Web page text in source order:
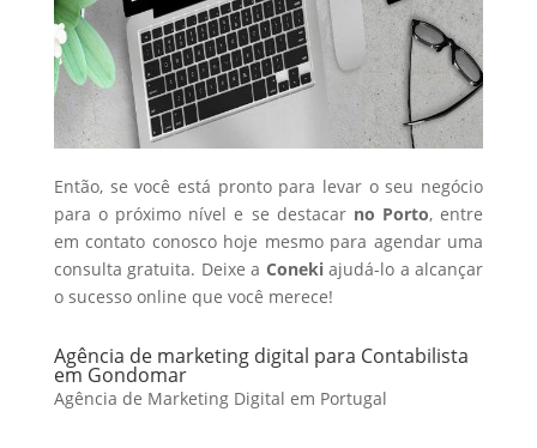
Então, se você está pronto para levar o seu negócio
para o próximo nível e se destacar no Porto, entre
em contato conosco hoje mesmo para agendar uma
consulta gratuita. Deixe a Conekiajudá-lo a alcançar
o sucesso online que você merece!
Agência de marketing digital para Contabilista
em Gondomar
Agência de Marketing Digital em Portugal